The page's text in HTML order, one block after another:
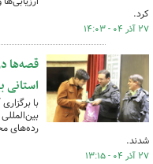
کرد.
۲۷ آذر ۰۴ - ۱۴:۰۳
قصه‌ها
با
رده‌های
شدند.
۲۷ آذر ۰۴ - ۱۳:۱۵